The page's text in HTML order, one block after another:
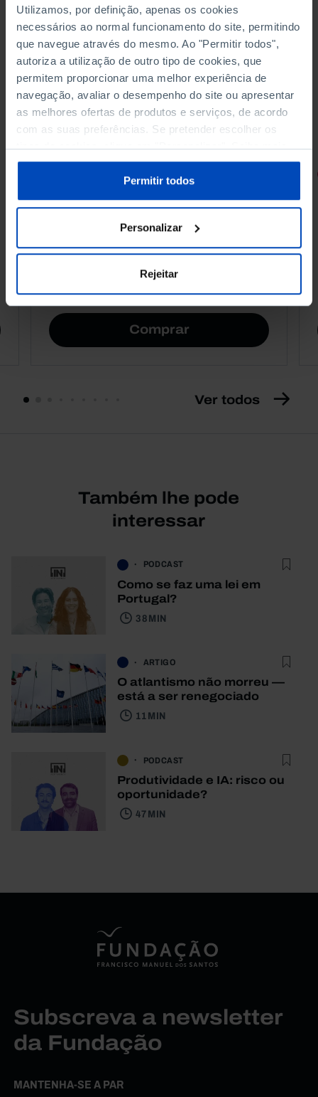
Utilizamos, por definição, apenas os cookies
necessários ao normal funcionamento do site, permitindo
que navegue através do mesmo. Ao "Permitir todos",
autoriza a utilização de outro tipo de cookies, que
permitem proporcionar uma melhor experiência de
navegação, avaliar o desempenho do site ou apresentar
as melhores ofertas de produtos e serviços, de acordo
com as suas preferências. Se pretender escolher os
tipos de cookies, clique em "Personalizar". Saiba mais
sobre cookies através da gestão de preferências ou da
Política de Cookies.
Permitir todos
Personalizar
Rejeitar
Promessas do Futebol
4,50 €
Comprar
Ver todos
Também lhe pode
interessar
PODCAST
Como se faz uma lei em
Portugal?
38 MIN
ARTIGO
O atlantismo não morreu —
está a ser renegociado
11 MIN
PODCAST
Produtividade e IA: risco ou
oportunidade?
47 MIN
Subscreva a newsletter
da Fundação
MANTENHA-SE A PAR